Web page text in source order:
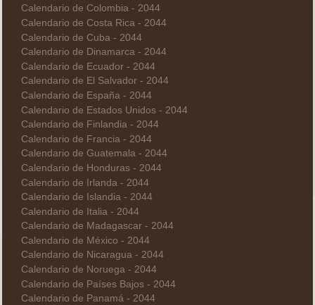
Calendario de Colombia - 2044
Calendario de Costa Rica - 2044
Calendario de Cuba - 2044
Calendario de Dinamarca - 2044
Calendario de Ecuador - 2044
Calendario de El Salvador - 2044
Calendario de España - 2044
Calendario de Estados Unidos - 2044
Calendario de Finlandia - 2044
Calendario de Francia - 2044
Calendario de Guatemala - 2044
Calendario de Honduras - 2044
Calendario de Irlanda - 2044
Calendario de Islandia - 2044
Calendario de Italia - 2044
Calendario de Madagascar - 2044
Calendario de México - 2044
Calendario de Nicaragua - 2044
Calendario de Noruega - 2044
Calendario de Países Bajos - 2044
Calendario de Panamá - 2044